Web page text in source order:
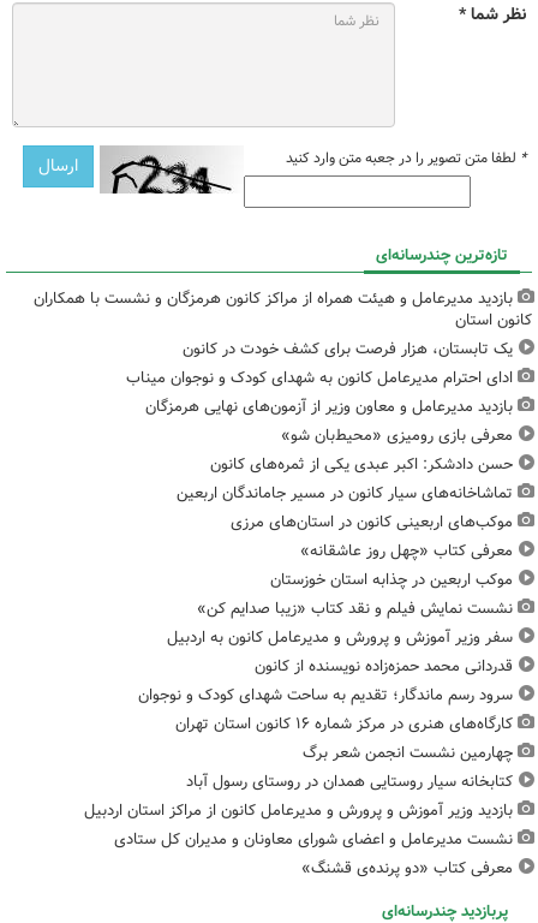
نظر شما *
* لطفا متن تصویر را در جعبه متن وارد کنید
تازه‌ترین چندرسانه‌ای
بازدید مدیرعامل و هیئت همراه از مراکز کانون هرمزگان و نشست با همکاران
کانون استان
یک تابستان، هزار فرصت برای کشف خودت در کانون
ادای احترام مدیرعامل کانون به شهدای کودک و نوجوان میناب
بازدید مدیرعامل و معاون وزیر از آزمون‌های نهایی هرمزگان
معرفی بازی رومیزی «محیط‌بان شو»
حسن دادشکر: اکبر عبدی یکی از ثمره‌های کانون
تماشاخانه‌های سیار کانون در مسیر جاماندگان اربعین
موکب‌های اربعینی کانون در استان‌های مرزی
معرفی کتاب «چهل روز عاشقانه»
موکب اربعین در چذابه استان خوزستان
نشست نمایش فیلم و نقد کتاب «زیبا صدایم کن»
سفر وزیر آموزش و پرورش و مدیرعامل کانون به اردبیل
قدردانی محمد حمزه‌زاده نویسنده از کانون
سرود رسم ماندگار؛ تقدیم به ساحت شهدای کودک و نوجوان
کارگاه‌های هنری در مرکز شماره ۱۶ کانون استان تهران
چهارمین نشست انجمن شعر برگ
کتابخانه سیار روستایی همدان در روستای رسول آباد
بازدید وزیر آموزش و پرورش و مدیرعامل کانون از مراکز استان اردبیل
نشست مدیرعامل و اعضای شورای معاونان و مدیران کل ستادی
معرفی کتاب «دو پرنده‌ی قشنگ»
پربازدید چندرسانه‌ای